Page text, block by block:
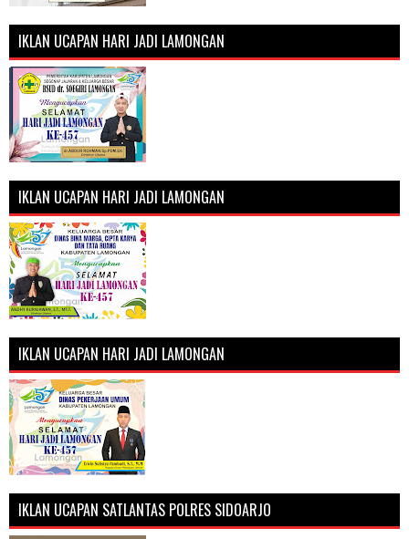
IKLAN UCAPAN HARI JADI LAMONGAN
IKLAN UCAPAN HARI JADI LAMONGAN
IKLAN UCAPAN HARI JADI LAMONGAN
IKLAN UCAPAN SATLANTAS POLRES SIDOARJO